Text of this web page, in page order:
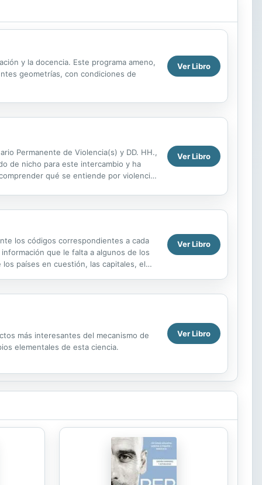
y la docencia. Este programa ameno,
geometrías, con condiciones de
Ver Libro
Permanente de Violencia(s) y DD. HH.,
de nicho para este intercambio y ha
qué se entiende por violencia
Ver Libro
los códigos correspondientes a cada
que le falta a algunos de los
países en cuestión, las capitales, el
Ver Libro
más interesantes del mecanismo de
elementales de esta ciencia.
Ver Libro